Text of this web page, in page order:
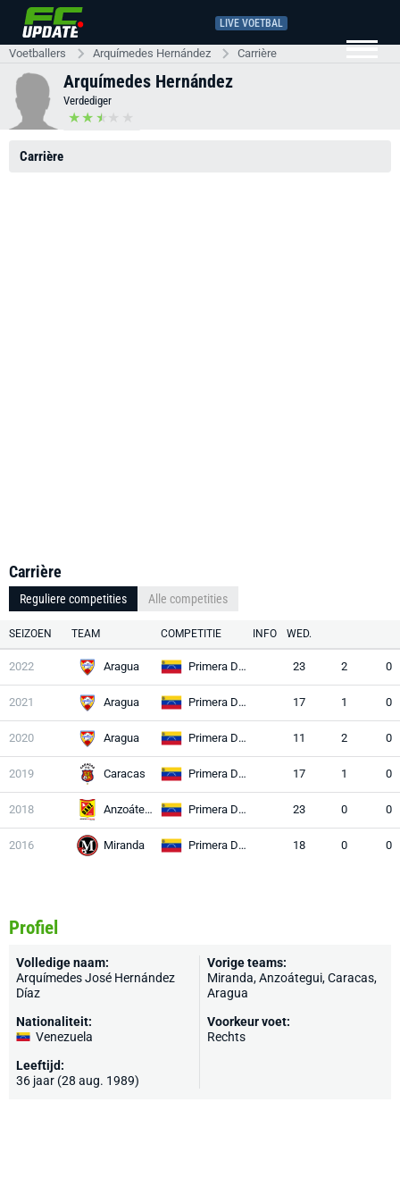
LIVE VOETBAL
Voetballers Arquímedes Hernández Carrière
Arquímedes Hernández
Verdediger
Carrière
Carrière
Reguliere competities Alle competities
SEIZOEN TEAM COMPETITIE INFO WED.
2022 Aragua Primera División 23 2 0
2021 Aragua Primera División 17 1 0
2020 Aragua Primera División 11 2 0
2019 Caracas Primera División 17 1 0
2018 Anzoátegui Primera División 23 0 0
2016 Miranda Primera División 18 0 0
Profiel
Volledige naam:
Arquímedes José Hernández
Díaz
Nationaliteit:
Venezuela
Leeftijd:
36 jaar (28 aug. 1989)
Vorige teams:
Miranda, Anzoátegui, Caracas,
Aragua
Voorkeur voet:
Rechts